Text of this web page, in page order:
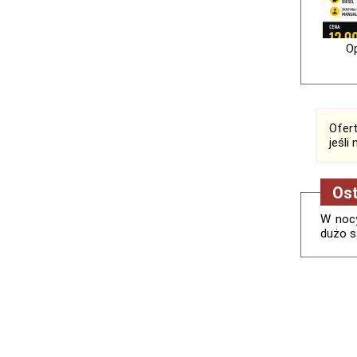
jeśli
W
dużo